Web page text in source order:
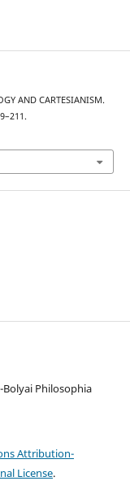
AND CARTESIANISM.
Philosophia
Attribution-
License.